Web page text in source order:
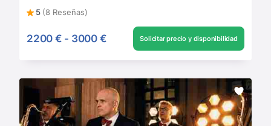
5 (8 Reseñas)
2200 € - 3000 € Solicitar precio y disponibilidad